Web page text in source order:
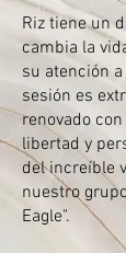
Riz tiene un
cambia la
su atención
sesión es
renovado
libertad y
del increíble
nuestro
Eagle".